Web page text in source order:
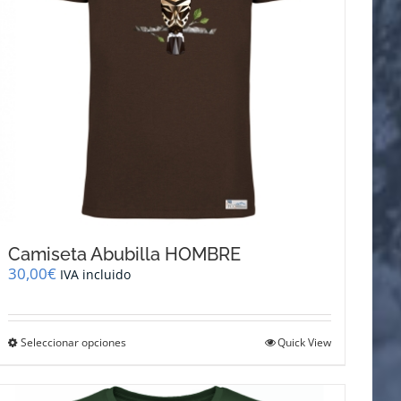
Camiseta Abubilla HOMBRE
30,00€ IVA incluido
Seleccionar opcionesEste
múltiples
Quick View